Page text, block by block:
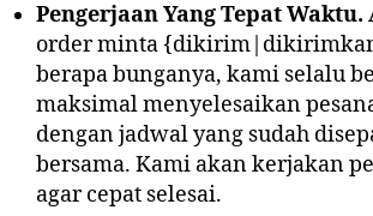
Pengerjaan Yang Tepat Waktu.
order minta
berapa bunganya, kami selalu
maksimal menyelesaikan
dengan jadwal yang sudah
bersama. Kami akan kerjakan
agar cepat selesai.